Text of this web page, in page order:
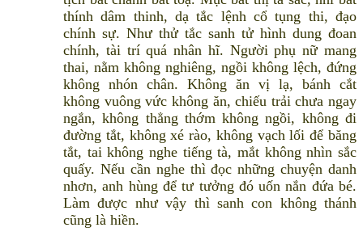
thính dâm thinh, dạ tắc lệnh cổ tụng thi, đạo
chính sự. Như thử tắc sanh tử hình dung đoan
chính, tài trí quá nhân hĩ. Người phụ nữ mang
thai, nằm không nghiêng, ngồi không lệch, đứng
không nhón chân. Không ăn vị lạ, bánh cắt
không vuông vức không ăn, chiếu trải chưa ngay
ngắn, không thẳng thớm không ngồi, không đi
đường tắt, không xé rào, không vạch lối để băng
tắt, tai không nghe tiếng tà, mắt không nhìn sắc
quấy. Nếu cần nghe thì đọc những chuyện danh
nhơn, anh hùng để tư tưởng đó uốn nắn đứa bé.
Làm được như vậy thì sanh con không thánh
cũng là hiền.